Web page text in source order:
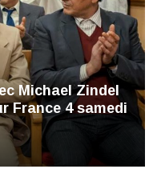
Michael Zindel
France 4 samedi